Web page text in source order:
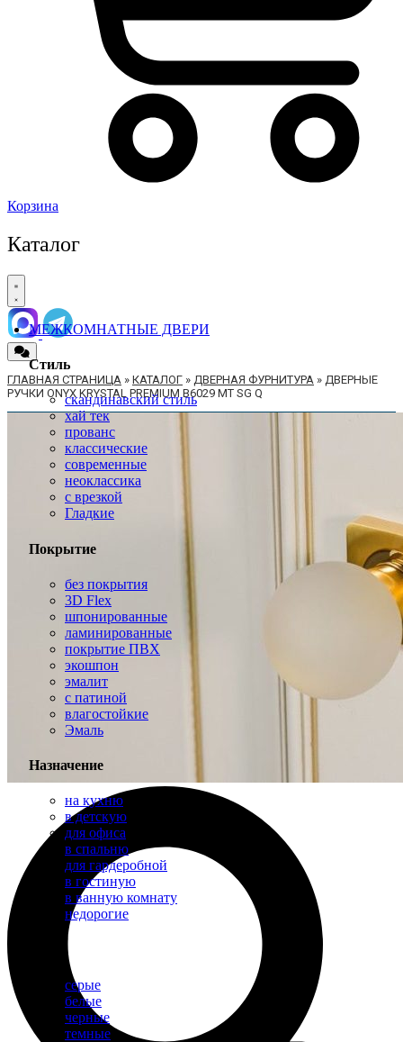
Корзина
Каталог
МЕЖКОМНАТНЫЕ ДВЕРИ
Стиль
скандинавский стиль
хай тек
прованс
классические
современные
неоклассика
с врезкой
Гладкие
Покрытие
без покрытия
3D Flex
шпонированные
ламинированные
покрытие ПВХ
экошпон
эмалит
с патиной
влагостойкие
Эмаль
Назначение
на кухню
в детскую
для офиса
в спальню
для гардеробной
в гостиную
в ванную комнату
недорогие
серые
белые
черные
темные
ГЛАВНАЯ СТРАНИЦА » КАТАЛОГ » ДВЕРНАЯ ФУРНИТУРА » ДВЕРНЫЕ
РУЧКИ ONYX KRYSTAL PREMIUM B6029 MT SG Q